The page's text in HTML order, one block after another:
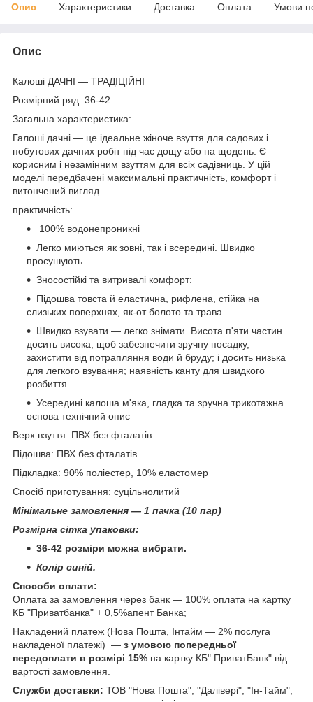
Опис Характеристики Доставка Оплата Умови
Опис
Калоші ДАЧНІ — ТРАДІЦІЙНІ
Розмірний ряд: 36-42
Загальна характеристика:
Галоші дачні — це ідеальне жіноче взуття для садових і
побутових дачних робіт під час дощу або на щодень. Є
корисним і незамінним взуттям для всіх садівниць. У цій
моделі передбачені максимальні практичність, комфорт і
витончений вигляд.
практичність:
100% водонепроникні
Легко миються як зовні, так і всередині. Швидко
просушують.
Зносостійкі та витривалі комфорт:
Підошва товста й еластична, рифлена, стійка на
слизьких поверхнях, як-от болото та трава.
Швидко взувати — легко знімати. Висота п'яти частин
досить висока, щоб забезпечити зручну посадку,
захистити від потрапляння води й бруду; і досить низька
для легкого взування; наявність канту для швидкого
розбиття.
Усередині калоша м'яка, гладка та зручна трикотажна
основа технічний опис
Верх взуття: ПВХ без фталатів
Підошва: ПВХ без фталатів
Підкладка: 90% поліестер, 10% еластомер
Спосіб приготування: суцільнолитий
Мінімальне замовлення — 1 пачка (10 пар)
Розмірна сітка упаковки:
36-42 розміри можна вибрати.
Колір синій.
Способи оплати:
Оплата за замовлення через банк — 100% оплата на картку
КБ "Приватбанка" + 0,5%апент Банка;
Накладений платеж (Нова Пошта, Інтайм — 2% послуга
накладеної платежі) ― з умовою попередньої
передоплати в розмірі 15% на картку КБ" ПриватБанк" від
вартості замовлення.
Служби доставки: ТОВ "Нова Пошта", "Далівері", "Ін-Тайм",